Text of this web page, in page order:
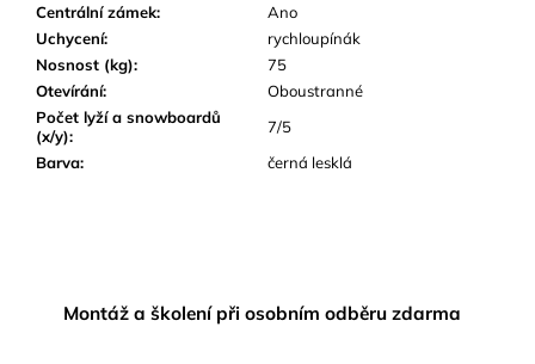
Centrální zámek:
Ano
Uchycení:
rychloupínák
Nosnost (kg):
75
Otevírání:
Oboustranné
Počet lyží a snowboardů
(x/y):
7/5
Barva: černá lesklá
Montáž a školení při osobním odběru zdarma